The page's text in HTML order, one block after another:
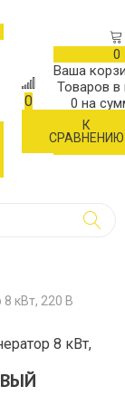
0
К
СРАВНЕНИЮ
0
Ваша
Товаров в
0 на
кВт, 220 В